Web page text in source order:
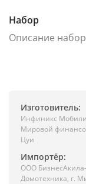
Набор
Описание
Изготовитель:
Инфиникс
Мировой
Цуи
Импортёр:
ООО
Домотехника, г.